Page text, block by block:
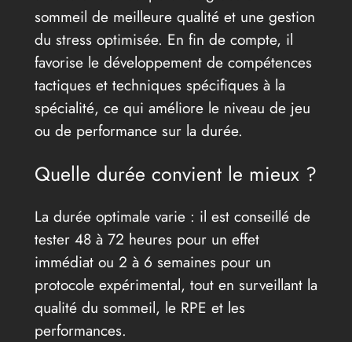
sommeil de meilleure qualité et une gestion
du stress optimisée. En fin de compte, il
favorise le développement de compétences
tactiques et techniques spécifiques à la
spécialité, ce qui améliore le niveau de jeu
ou de performance sur la durée.
Quelle durée convient le mieux ?
La durée optimale varie : il est conseillé de
tester 48 à 72 heures pour un effet
immédiat ou 2 à 6 semaines pour un
protocole expérimental, tout en surveillant la
qualité du sommeil, le RPE et les
performances.